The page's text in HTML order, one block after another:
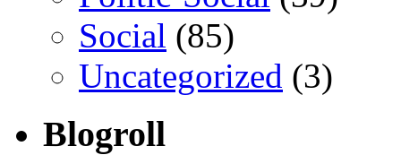
Social (85)
Uncategorized (3)
Blogroll